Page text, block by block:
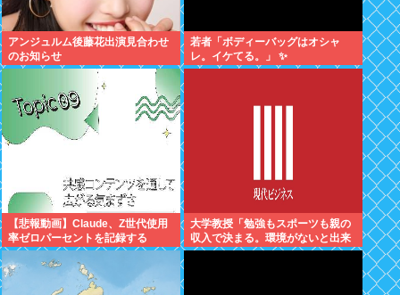
アンジュルム後藤花出演見合わせ
のお知らせ
若者「ボディーバッグはオシャ
レ。イケてる。」 ✨
【悲報動画】Claude、Z世代使用
率ゼロパーセントを記録する
大学教授「勉強もスポーツも親の
収入で決まる。環境がないと出来
るわけがない」